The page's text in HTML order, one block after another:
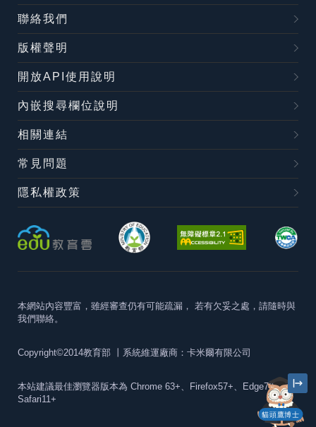
貓頭鷹博士
聯絡我們
版權聲明
開放API使用說明
內嵌搜尋欄位說明
相關連結
常見問題
隱私權政策
本網站內容豐富，雖經審查仍有可能疏漏， 若有欠妥之處，請隨時與
我們聯絡。
Copyright©2014教育部 丨系統維運廠商：卡米爾有限公司
本站建議最佳瀏覽器版本為 Chrome 63+、Firefox57+、Edge79+及
Safari11+